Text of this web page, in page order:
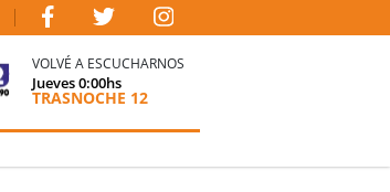
VOLVÉ A ESCUCHARNOS
Jueves0:00hs
TRASNOCHE 12